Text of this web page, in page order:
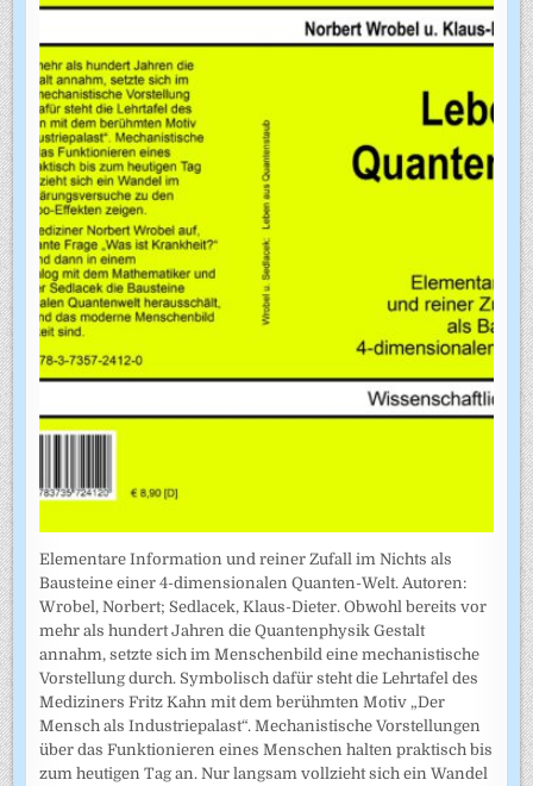
Elementare Information und reiner Zufall im Nichts als
Bausteine einer 4-dimensionalen Quanten-Welt. Autoren:
Wrobel, Norbert; Sedlacek, Klaus-Dieter. Obwohl bereits vor
mehr als hundert Jahren die Quantenphysik Gestalt
annahm, setzte sich im Menschenbild eine mechanistische
Vorstellung durch. Symbolisch dafür steht die Lehrtafel des
Mediziners Fritz Kahn mit dem berühmten Motiv „Der
Mensch als Industriepalast“. Mechanistische Vorstellungen
über das Funktionieren eines Menschen halten praktisch bis
zum heutigen Tag an. Nur langsam vollzieht sich ein Wandel